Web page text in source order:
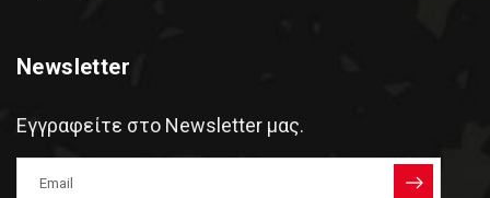
Newsletter
Εγγραφείτε στο Newsletter μας.